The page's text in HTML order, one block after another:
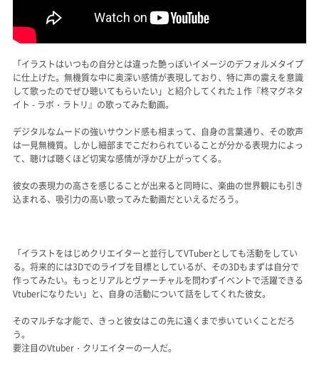
「イラストはいつもの自分とは違った艶っぽいイメージのデフォルメタイプ
に仕上げた。無機質な中に奥深い感情が表現しており、特に声の震えを意識
して歌ったのでぜひ聴いてもらいたい」と紹介してくれた１作『柊マグネタ
イト - ラボ・ラトリ』の歌ってみた動画。
デジタルなムードの強いサウンド感も相まって、自身の言葉通り、その歌声
は一見無機質。しかし細部までこだわられていることが分かる表現力によっ
て、聴けば聴くほど切実な感情が浮かび上がってくる。
彼女の表現力の高さを感じることが出来ると同時に、楽曲の世界観にも引き
込まれる、吸引力の高い歌ってみた動画だといえるだろう。
「イラストをはじめクリエイターと並行してVTuberとしても活動をしてい
る。将来的には3Dでのライブを目標としているが、その3Dもまずは自分で
作ってみたい。もっとリアルとヴァーチャルを問わずイベントで活躍できる
Vtuberになりたい」と、自身の活動について話をしてくれた彼女。
そのマルチな才能で、きっと彼女はこの先に遠くまで歩いていくことだろ
う。
要注目のVtuber・クリエイターの一人だ。